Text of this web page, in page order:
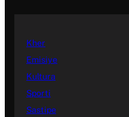
Kher
Emisiye
Kultura
Sporti
Sastipe